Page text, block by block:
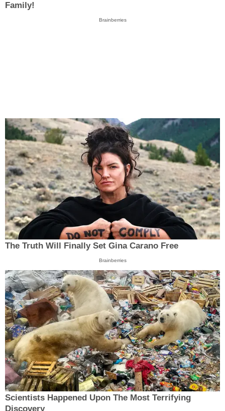
Family!
Brainberries
The Truth Will Finally Set Gina Carano Free
Brainberries
Scientists Happened Upon The Most Terrifying
Discovery